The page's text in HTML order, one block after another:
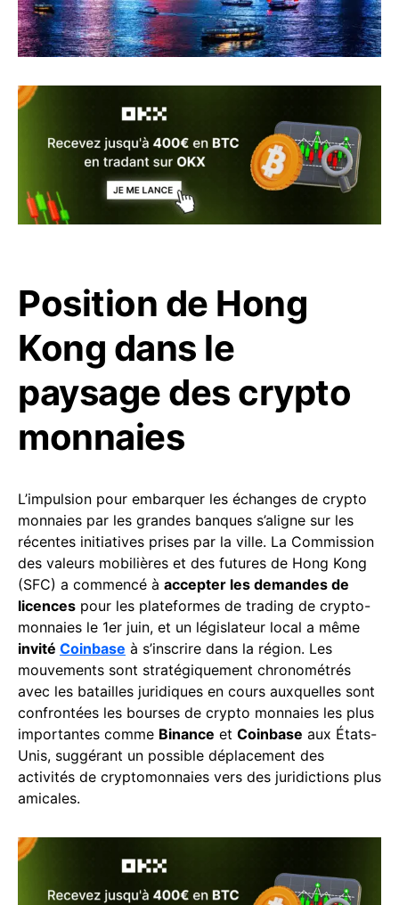
Position de Hong
Kong dans le
paysage des crypto
monnaies
L’impulsion pour embarquer les échanges de crypto
monnaies par les grandes banques s’aligne sur les
récentes initiatives prises par la ville. La Commission
des valeurs mobilières et des futures de Hong Kong
(SFC) a commencé à accepter les demandes de
licences pour les plateformes de trading de crypto-
monnaies le 1er juin, et un législateur local a même
invité Coinbase à s’inscrire dans la région. Les
mouvements sont stratégiquement chronométrés
avec les batailles juridiques en cours auxquelles sont
confrontées les bourses de crypto monnaies les plus
importantes comme Binance et Coinbase aux États-
Unis, suggérant un possible déplacement des
activités de cryptomonnaies vers des juridictions plus
amicales.